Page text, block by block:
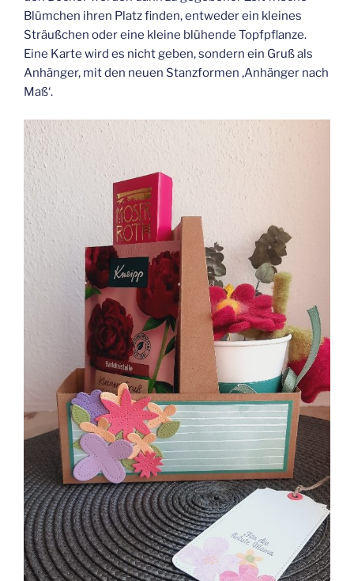
Blümchen ihren Platz finden, entweder ein kleines
Sträußchen oder eine kleine blühende Topfpflanze.
Eine Karte wird es nicht geben, sondern ein Gruß als
Anhänger, mit den neuen Stanzformen ‚Anhänger nach
Maß‘.